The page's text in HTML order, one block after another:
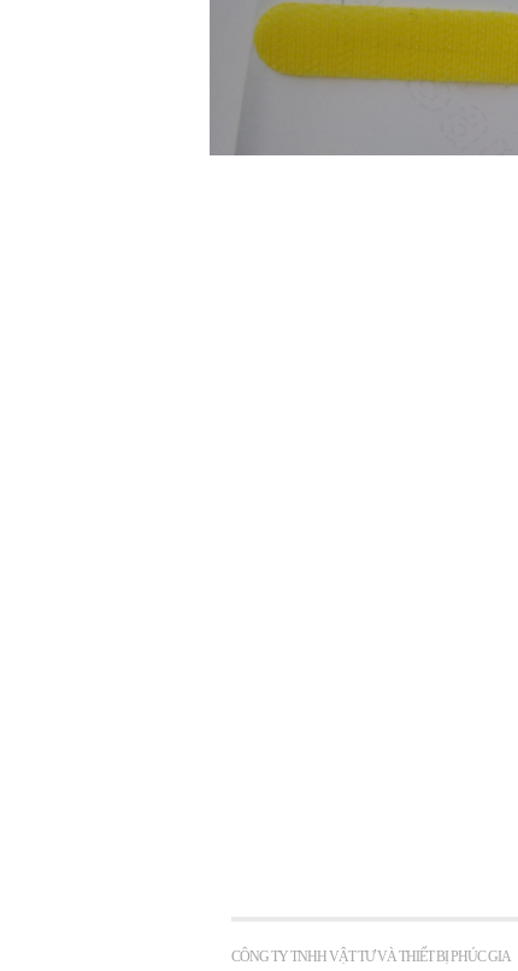
CÔNG TY TNHH VẬT TƯ VÀ THIẾT BỊ PHÚC GIA